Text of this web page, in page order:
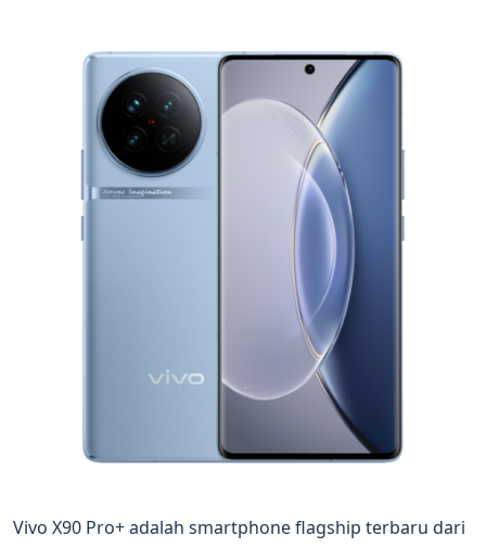
Vivo X90 Pro+ adalah smartphone flagship terbaru dari